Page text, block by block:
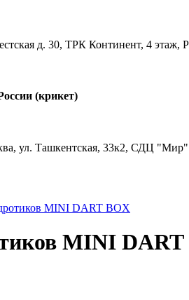
д. 30, ТРК Континент, 4
(крикет)
ул. Ташкентская, 33к2, СДЦ
MINI DART BOX
MINI